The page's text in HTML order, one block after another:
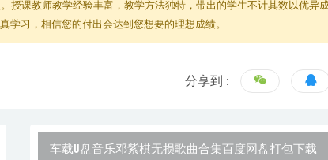
授课教师教学经验丰富，教学方法独特，带出的学生不计其数以优异
习，相信您的付出会达到您想要的理想成绩。
分享到 :
车载U盘音乐邓紫棋无损歌曲合集百度网盘打包下载